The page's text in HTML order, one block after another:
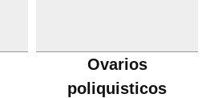
Ovarios
poliquisticos